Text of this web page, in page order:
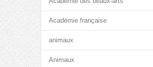
Académie française
animaux
Animaux